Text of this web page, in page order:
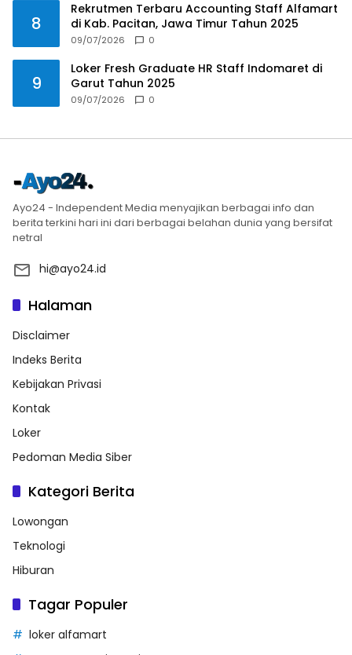
8
Rekrutmen Terbaru Accounting Staff Alfamart
di Kab. Pacitan, Jawa Timur Tahun 2025
09/07/2026 0
9
Loker Fresh Graduate HR Staff Indomaret di
Garut Tahun 2025
09/07/2026 0
Ayo24 - Independent Media menyajikan berbagai info dan
berita terkini hari ini dari berbagai belahan dunia yang bersifat
netral
hi@ayo24.id
Halaman
Disclaimer
Indeks Berita
Kebijakan Privasi
Kontak
Loker
Pedoman Media Siber
Kategori Berita
Lowongan
Teknologi
Hiburan
Tagar Populer
loker alfamart